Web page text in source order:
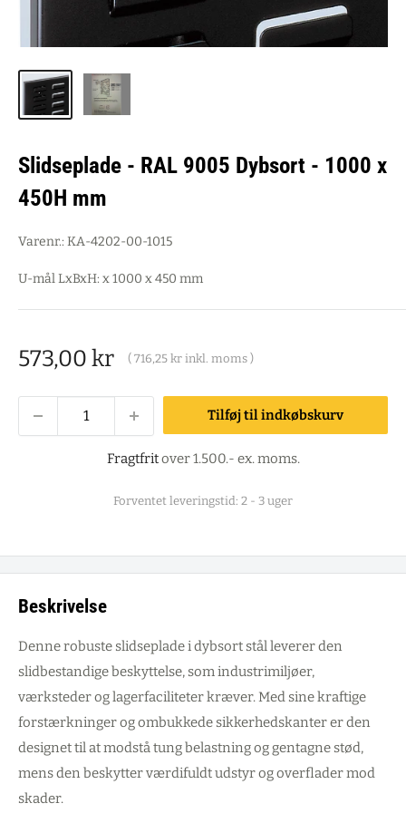
Slidseplade - RAL 9005 Dybsort - 1000 x
450H mm
Varenr.: KA-4202-00-1015
U-mål LxBxH: x 1000 x 450 mm
Salgspris
573,00 kr ( 716,25 kr inkl. moms )
Tilføj til indkøbskurv
Fragtfritover 1.500.- ex. moms.
Forventet leveringstid: 2 - 3 uger
Beskrivelse
Denne robuste slidseplade i dybsort stål leverer den
slidbestandige beskyttelse, som industrimiljøer,
værksteder og lagerfaciliteter kræver. Med sine kraftige
forstærkninger og ombukkede sikkerhedskanter er den
designet til at modstå tung belastning og gentagne stød,
mens den beskytter værdifuldt udstyr og overflader mod
skader.